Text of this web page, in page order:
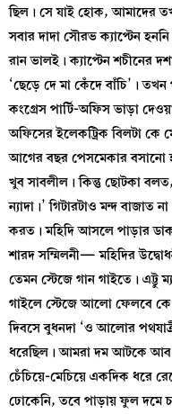
ছিল। সে যাই হোক, আমাদের
সবার দাদা সৌরভ ক্যাপ্টেন
রান ভালই। ক্যাপ্টেন শচীনের
‘ছেড়ে দে মা কেঁদে বাঁচি’।
কংগ্রেস পার্টি-অফিস ভাড়া
অফিসের ইলেকট্রিক বিলটা কে
আগের বছর পেসমেকার বসানো
খুব সাবলীল। কিন্তু ছোটকা
ন্যাদা।’ গিটারটাও মন্দ বাজাত
করত। মহিদি আসলে পাড়ার
শারদ সম্মিলনী— মহিদির
তেমন স্টেজে গান গাইতে। এট্টু
গাইলে স্টেজে আলো ফেলবে
দিবসে বুধনদা ‘ও আলোর
ধরেছিল। আমরা দম আটকে আব
চেঁচিয়ে-মেচিয়ে একদিক ধরে
ঢোকেনি, তবে পাড়ায় ফুল দমে